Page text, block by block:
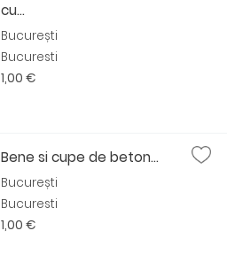
cu...
București
Bucuresti
1,00 €
Bene si cupe de beton...
București
Bucuresti
1,00 €